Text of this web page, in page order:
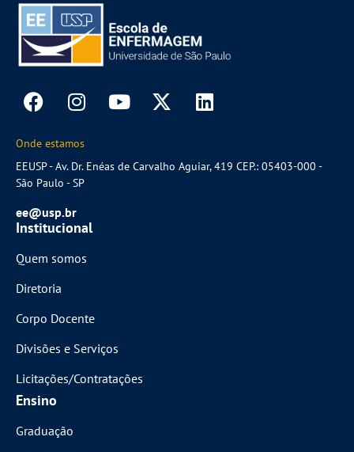
Onde estamos
EEUSP - Av. Dr. Enéas de Carvalho Aguiar, 419 CEP.: 05403-000 -
São Paulo - SP
ee@usp.br
Institucional
Quem somos
Diretoria
Corpo Docente
Divisões e Serviços
Licitações/Contratações
Ensino
Graduação